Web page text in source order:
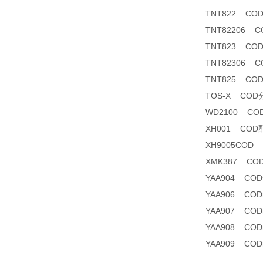
TNT822
TNT82206
TNT823
TNT82306
TNT825
TOS-X COD
WD2100
XH001 COD
XH9005COD
XMK387
YAA904 COD
YAA906
YAA907
YAA908
YAA909